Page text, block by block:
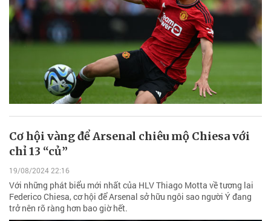
Cơ hội vàng để Arsenal chiêu mộ Chiesa với
chỉ 13 “củ”
19/08/2024 22:16
Với những phát biểu mới nhất của HLV Thiago Motta về tương lai
Federico Chiesa, cơ hội để Arsenal sở hữu ngôi sao người Ý đang
trở nên rõ ràng hơn bao giờ hết.